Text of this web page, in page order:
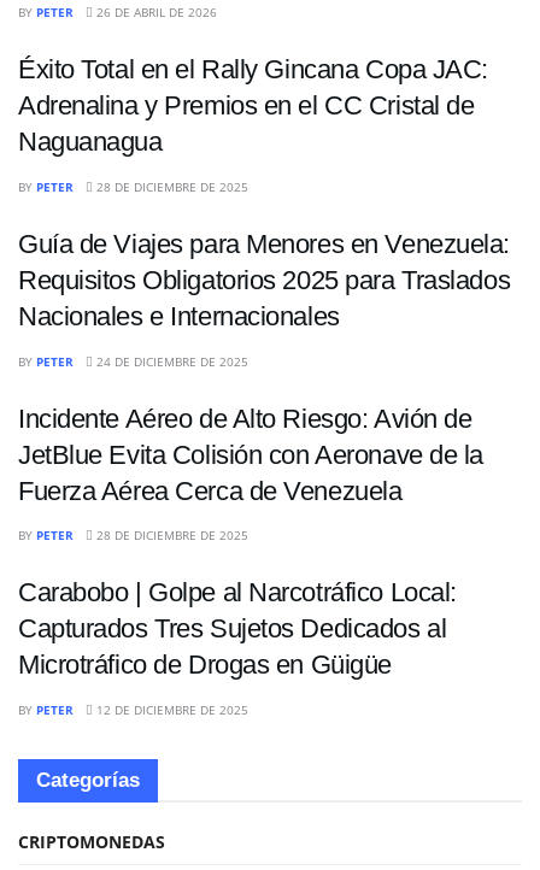
BY PETER 26 DE ABRIL DE 2026
Éxito Total en el Rally Gincana Copa JAC:
Adrenalina y Premios en el CC Cristal de
Naguanagua
BY PETER 28 DE DICIEMBRE DE 2025
Guía de Viajes para Menores en Venezuela:
Requisitos Obligatorios 2025 para Traslados
Nacionales e Internacionales
BY PETER 24 DE DICIEMBRE DE 2025
Incidente Aéreo de Alto Riesgo: Avión de
JetBlue Evita Colisión con Aeronave de la
Fuerza Aérea Cerca de Venezuela
BY PETER 28 DE DICIEMBRE DE 2025
Carabobo | Golpe al Narcotráfico Local:
Capturados Tres Sujetos Dedicados al
Microtráfico de Drogas en Güigüe
BY PETER 12 DE DICIEMBRE DE 2025
Categorías
CRIPTOMONEDAS